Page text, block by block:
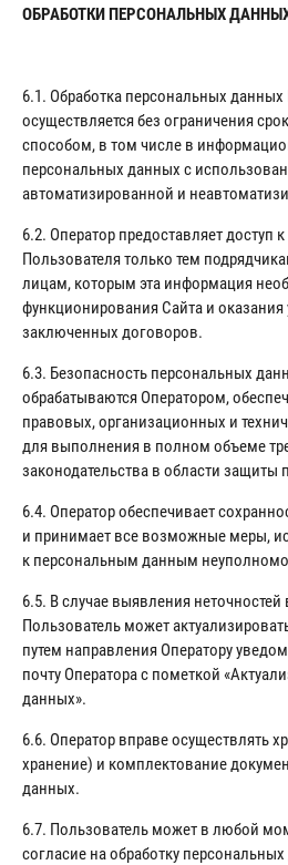
ОБРАБОТКИ ПЕРСОНАЛЬНЫХ
6.1. Обработка персональных
осуществляется без ограничения
способом, в том числе в
персональных данных с
автоматизированной и
6.2. Оператор предоставляет
Пользователя только тем
лицам, которым эта информация
функционирования Сайта и оказания
заключенных договоров.
6.3. Безопасность персональных
обрабатываются Оператором,
правовых, организационных и
для выполнения в полном объеме
законодательства в области
6.4. Оператор обеспечивает
и принимает все возможные меры,
к персональным данным
6.5. В случае выявления
Пользователь может
путем направления Оператору
почту Оператора с пометкой
данных».
6.6. Оператор вправе осуществлять
хранение) и комплектование
данных.
6.7. Пользователь может в любой
согласие на обработку